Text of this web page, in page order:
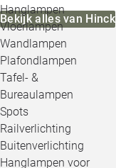
Hanglampen
Vloerlampen
Wandlampen
Plafondlampen
Tafel- &
Bureaulampen
Spots
Railverlichting
Buitenverlichting
Hanglampen voor
Bekijk alles van Hinck